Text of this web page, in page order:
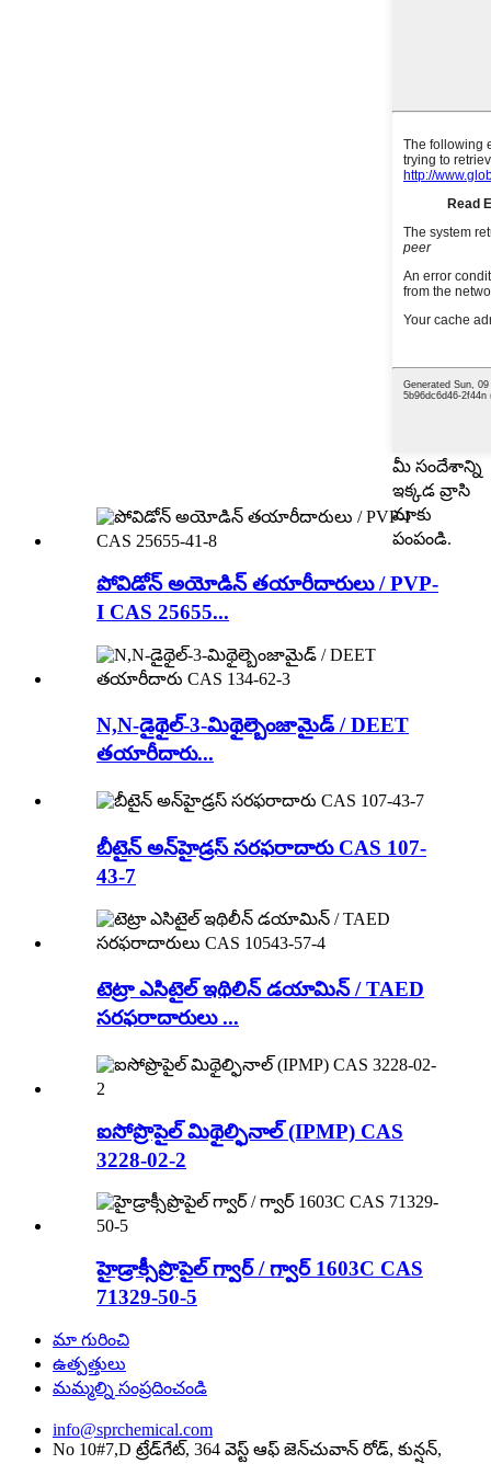
మీ సందేశాన్ని
ఇక్కడ వ్రాసి
మాకు
పంపండి.
పోవిడోన్ అయోడిన్ తయారీదారులు / PVP-
I CAS 25655...
N,N-డైథైల్-3-మిథైల్బెంజామైడ్ / DEET
తయారీదారు...
బీటైన్ అన్‌హైడ్రస్ సరఫరాదారు CAS 107-
43-7
టెట్రా ఎసిటైల్ ఇథిలిన్ డయామిన్ / TAED
సరఫరాదారులు ...
ఐసోప్రొపైల్ మిథైల్ఫినాల్ (IPMP) CAS
3228-02-2
హైడ్రాక్సీప్రొపైల్ గ్వార్ / గ్వార్ 1603C CAS
71329-50-5
మా గురించి
ఉత్పత్తులు
మమ్మల్ని సంప్రదించండి
info@sprchemical.com
No 10#7,D ట్రేడ్‌గేట్, 364 వెస్ట్ ఆఫ్ జెన్‌చువాన్ రోడ్, కున్షన్,